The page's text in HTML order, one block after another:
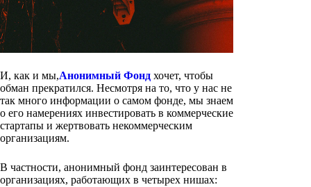
И, как и мы,Анонимный Фонд хочет, чтобы
обман прекратился. Несмотря на то, что у нас не
так много информации о самом фонде, мы знаем
о его намерениях инвестировать в коммерческие
стартапы и жертвовать некоммерческим
организациям.
В частности, анонимный фонд заинтересован в
организациях, работающих в четырех нишах: